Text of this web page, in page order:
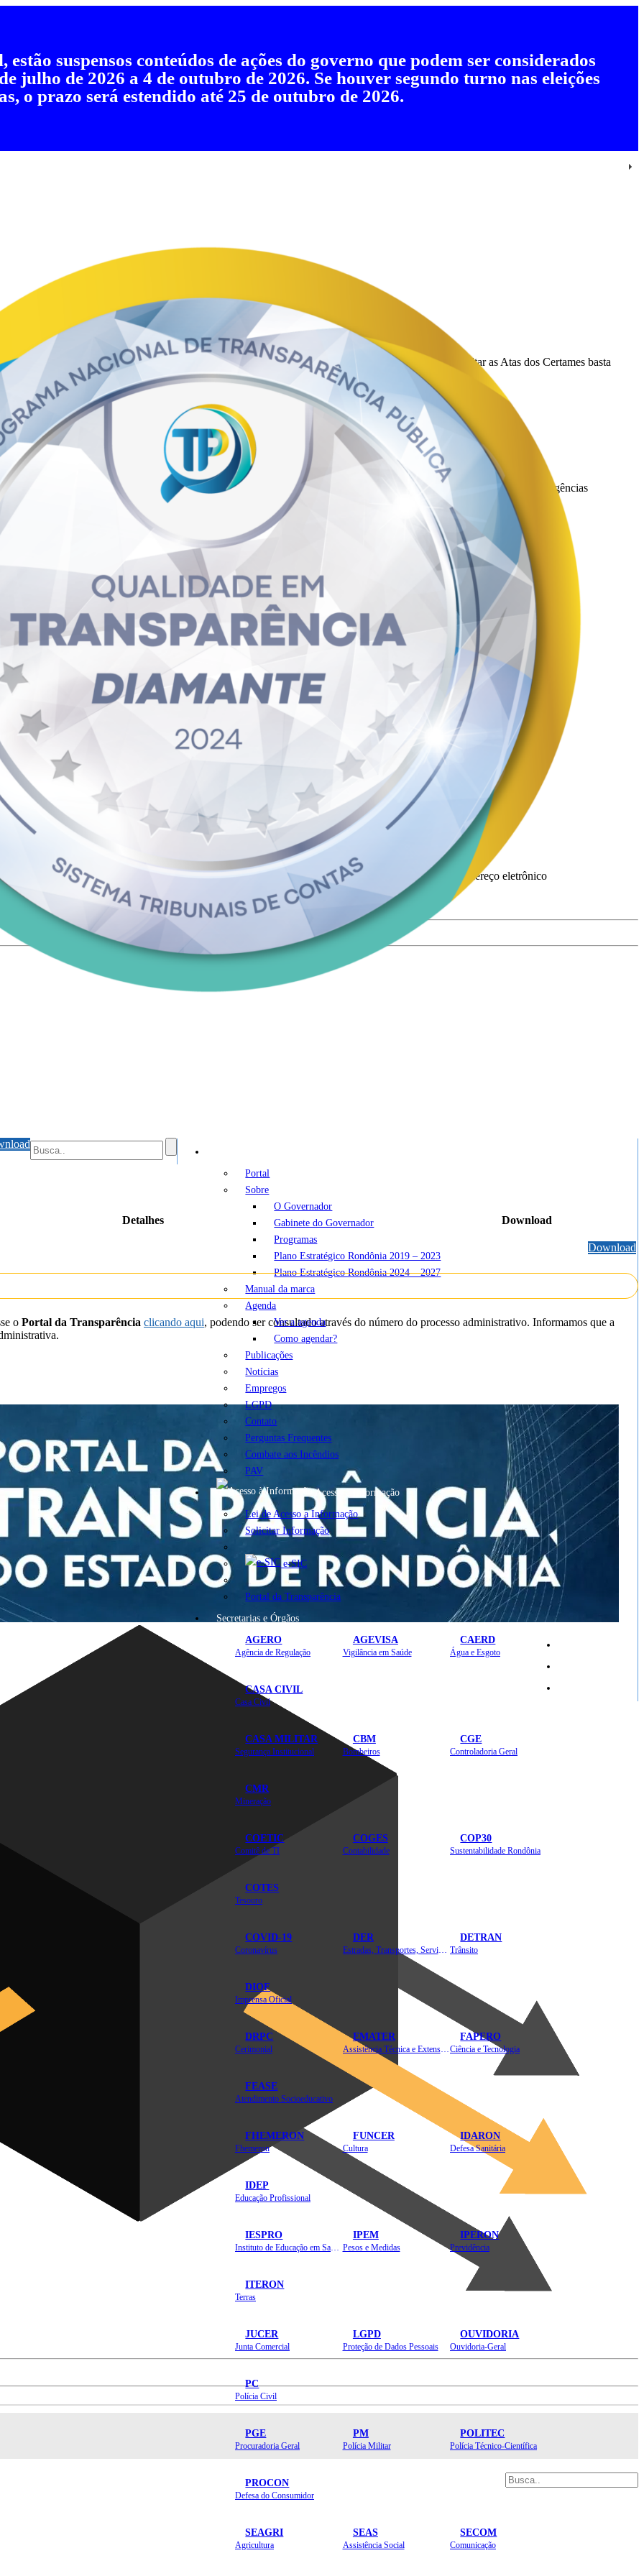
suspensos conteúdos de ações do governo que podem ser considerados
julho de 2026 a 4 de outubro de 2026. Se houver segundo turno nas eleições
o prazo será estendido até 25 de outubro de 2026.
Portal
Sobre
O Governador
Gabinete do Governador
Programas
Plano Estratégico Rondônia 2019 – 2023
Plano Estratégico Rondônia 2024 – 2027
Manual da marca
Agenda
Ver a agenda
Como agendar?
Publicações
Notícias
Empregos
LGPD
Contato
Perguntas Frequentes
Combate aos Incêndios
PAV
Acesso à Informação
Lei de Acesso a Informação
Solicitar Informação
e-SIC
Portal da Transparência
Secretarias e Órgãos
AGERO
Agência de Regulação
AGEVISA
Vigilância em Saúde
CAERD
Água e Esgoto
CASA CIVIL
Casa Civil
CASA MILITAR
Segurança Institucional
CBM
Bombeiros
CGE
Controladoria Geral
CMR
Mineração
COETIC
Comitê de TI
COGES
Contabilidade
COP30
Sustentabilidade Rondônia
COTES
Tesouro
COVID-19
Coronavírus
DER
Estradas, Transportes, Serviços Públicos
DETRAN
Trânsito
DIOF
Imprensa Oficial
DRPC
Cerimonial
EMATER
Assistência Técnica e Extensão Rural
FAPERO
Ciência e Tecnologia
FEASE
Atendimento Socioeducativo
FHEMERON
Fhemeron
FUNCER
Cultura
IDARON
Defesa Sanitária
IDEP
Educação Profissional
IESPRO IPEM
Pesos e Medidas
IPERON
Previdência
ITERON
Terras
JUCER
Junta Comercial
LGPD
Proteção de Dados Pessoais
OUVIDORIA
Ouvidoria-Geral
PC
Polícia Civil
PGE
Procuradoria Geral
PM
Polícia Militar
POLITEC
Polícia Técnico-Científica
PROCON
Defesa do Consumidor
SEAGRI
Agricultura
SEAS
Assistência Social
SECOM
Comunicação
pelo site https://cnetmobile.estaleiro.serpro.gov.br/comprasnet-web/public/compras
. Para consultar as Atas dos Certames basta
Pregão no formato [número e ano], p.ex.: 900XX
Permanente – Mobiliários sob medida (armários e estantes) , com montagem e instalação, conforme condições e exigências
meio do endereço eletrônico acima mencionado, por meio do(a) Pregoeiro(a) e equipe de apoio.
(horário de Rondônia), de segunda a sexta-feira, na Sede da SUPEL, ou, gratuitamente no endereço eletrônico
rondonia.ro.gov.br/supel/.
Detalhes Download
Download
o Portal da Transparência clicando aqui, podendo ser consultado através do número do processo administrativo. Informamos que a